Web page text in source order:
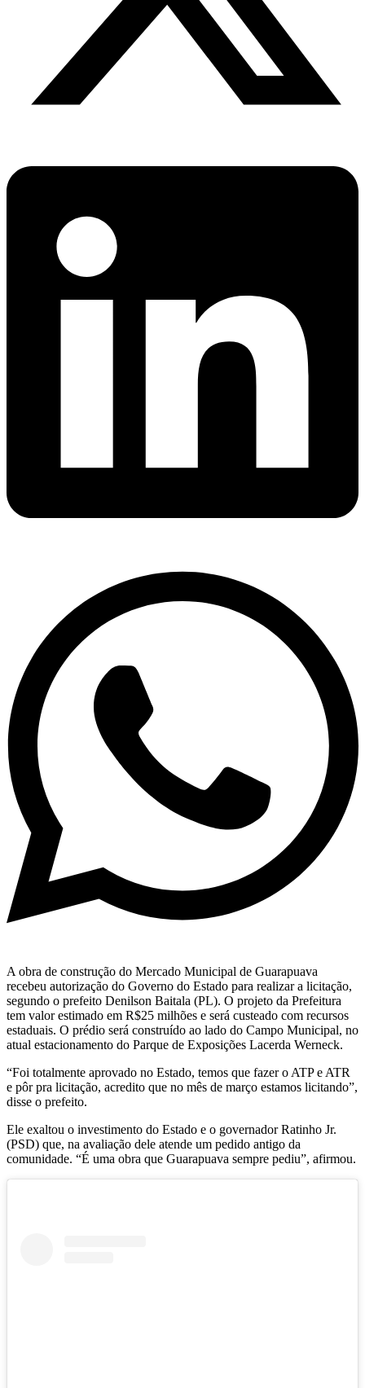
A obra de construção do Mercado Municipal de Guarapuava
recebeu autorização do Governo do Estado para realizar a licitação,
segundo o prefeito Denilson Baitala (PL). O projeto da Prefeitura
tem valor estimado em R$25 milhões e será custeado com recursos
estaduais. O prédio será construído ao lado do Campo Municipal, no
atual estacionamento do Parque de Exposições Lacerda Werneck.
“Foi totalmente aprovado no Estado, temos que fazer o ATP e ATR
e pôr pra licitação, acredito que no mês de março estamos licitando”,
disse o prefeito.
Ele exaltou o investimento do Estado e o governador Ratinho Jr.
(PSD) que, na avaliação dele atende um pedido antigo da
comunidade. “É uma obra que Guarapuava sempre pediu”, afirmou.